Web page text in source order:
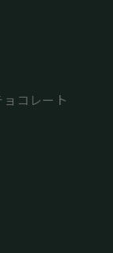
コレート